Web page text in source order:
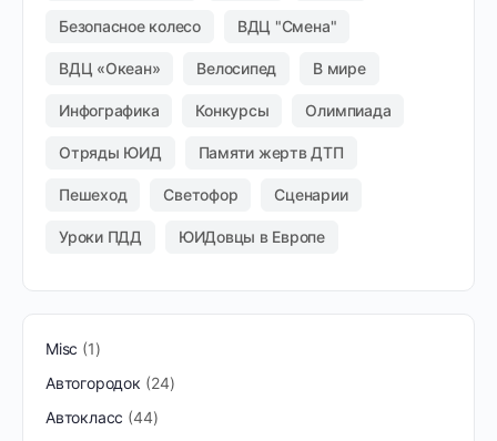
Безопасное колесо ВДЦ "Смена"
ВДЦ «Океан» Велосипед В мире
Инфографика Конкурсы Олимпиада
Отряды ЮИД Памяти жертв ДТП
Пешеход Светофор Сценарии
Уроки ПДД ЮИДовцы в Европе
Misc
1
Автогородок
24
Автокласс 44